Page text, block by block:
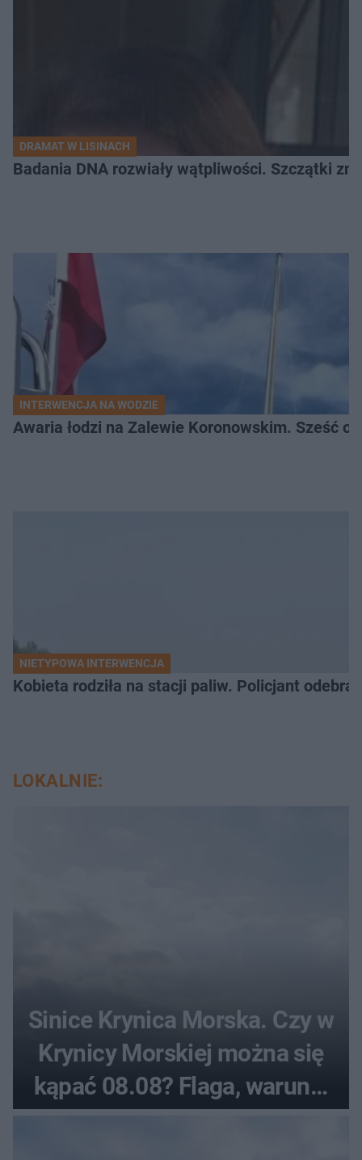
DRAMAT W LISINACH
Badania DNA rozwiały wątpliwości. Szczątki
INTERWENCJA NA WODZIE
Awaria łodzi na Zalewie Koronowskim. Sześć
NIETYPOWA INTERWENCJA
Kobieta rodziła na stacji paliw. Policjant
LOKALNIE:
Sinice Krynica Morska. Czy w
Krynicy Morskiej można się
kąpać 08.08? Flaga, warunki
pogodowe